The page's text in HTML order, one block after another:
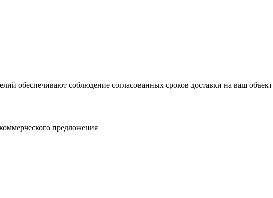
обеспечивают соблюдение согласованных сроков доставки на ваш объект
предложения